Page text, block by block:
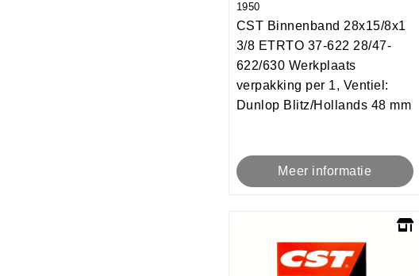
1950
CST Binnenband 28x15/8x1
3/8 ETRTO 37-622 28/47-
622/630 Werkplaats
verpakking per 1, Ventiel:
Dunlop Blitz/Hollands 48 mm
Meer informatie